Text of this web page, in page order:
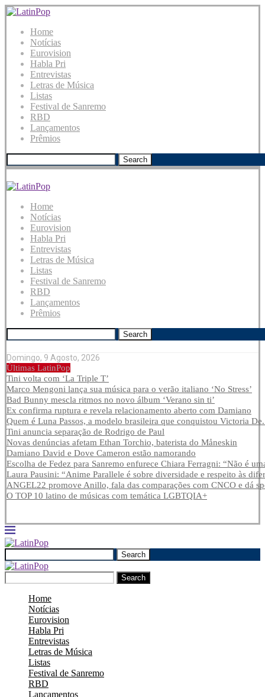
Home
Notícias
Eurovision
Habla Pri
Entrevistas
Letras de Música
Listas
Festival de Sanremo
RBD
Lançamentos
Prêmios
Search
Home
Notícias
Eurovision
Habla Pri
Entrevistas
Letras de Música
Listas
Festival de Sanremo
RBD
Lançamentos
Prêmios
Search
Domingo, 9 Agosto, 2026
Últimas LatinPop
Tini volta com ‘La Triple T’
Marco Mengoni lança sua música para o verão italiano ‘No Stress’
Bad Bunny mescla ritmos no novo álbum ‘Verano sin ti’
Ex confirma ruptura e revela relacionamento aberto com Damiano
Quem é Luna Passos, a modelo brasileira que conquistou Victoria
Tini anuncia separação de Rodrigo de Paul
Novas denúncias afetam Ethan Torchio, baterista do Måneskin
Damiano David e Dove Cameron estão namorando
Escolha de Fedez para Sanremo enfurece Chiara Ferragni: “Não é
Laura Pausini: “Anime Parallele é sobre diversidade e respeito às
ANGEL22 promove Anillo, fala das comparações com CNCO e dá
O TOP 10 latino de músicas com temática LGBTQIA+
Search
Search
Home
Notícias
Eurovision
Habla Pri
Entrevistas
Letras de Música
Listas
Festival de Sanremo
RBD
Lançamentos